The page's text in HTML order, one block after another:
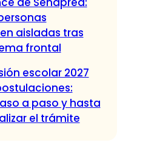
aisladas tras
frontal
escolar 2027
a paso y hasta
el trámite